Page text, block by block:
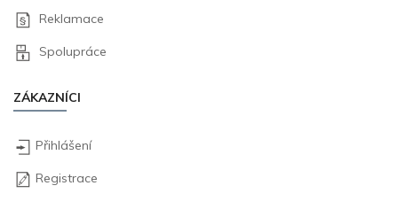
Reklamace
Spolupráce
ZÁKAZNÍCI
Přihlášení
Registrace